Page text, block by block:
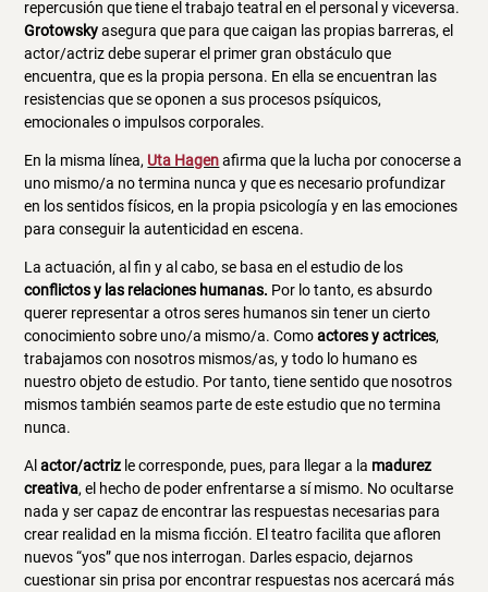
repercusión que tiene el trabajo teatral en el personal y viceversa.
Grotowskyasegura que para que caigan las propias barreras, el
actor/actriz debe superar el primer gran obstáculo que
encuentra, que es la propia persona. En ella se encuentran las
resistencias que se oponen a sus procesos psíquicos,
emocionales o impulsos corporales.
En la misma línea, Uta Hagenafirma que la lucha por conocerse a
uno mismo/a no termina nunca y que es necesario profundizar
en los sentidos físicos, en la propia psicología y en las emociones
para conseguir la autenticidad en escena.
La actuación, al fin y al cabo, se basa en el estudio de los
conflictos y las relaciones humanas. Por lo tanto, es absurdo
querer representar a otros seres humanos sin tener un cierto
conocimiento sobre uno/a mismo/a. Comoactores y actrices,
trabajamos con nosotros mismos/as, y todo lo humano es
nuestro objeto de estudio. Por tanto, tiene sentido que nosotros
mismos también seamos parte de este estudio que no termina
nunca.
Alactor/actriz le corresponde, pues, para llegar a la madurez
creativa, el hecho de poder enfrentarse a sí mismo. No ocultarse
nada y ser capaz de encontrar las respuestas necesarias para
crear realidad en la misma ficción. El teatro facilita que afloren
nuevos “yos” que nos interrogan. Darles espacio, dejarnos
cuestionar sin prisa por encontrar respuestas nos acercará más